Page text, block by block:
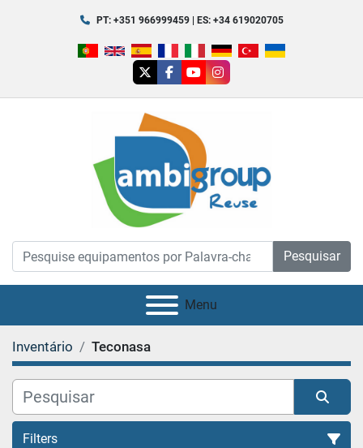
PT: +351 966999459 | ES: +34 619020705
twitterfacebook
youtubeinstagram
Pesquisar
Menu
Inventário Teconasa
Filters